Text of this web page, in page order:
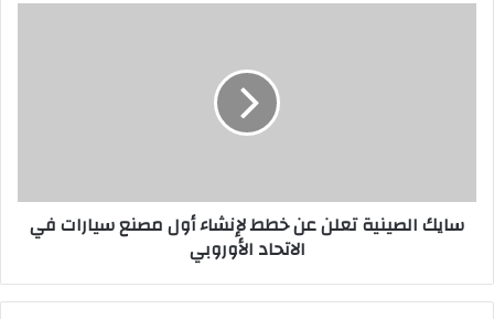
سيارات
فيسايك الصينية تعلن عن خطط لإنشاء أول مصنع سيارات في
الاتحاد الأوروبي